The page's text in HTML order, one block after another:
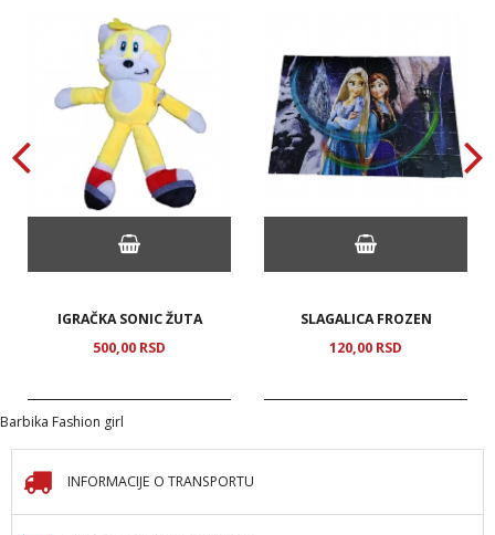
IGRAČKA SONIC ŽUTA
500,00 RSD
SLAGALICA FROZEN
120,00 RSD
Barbika Fashion girl
INFORMACIJE O TRANSPORTU